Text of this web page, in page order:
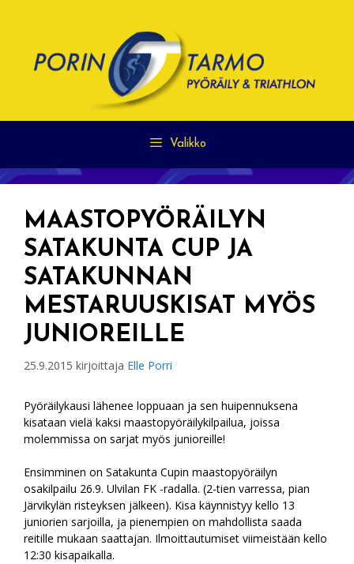
Valikko
MAASTOPYÖRÄILYN
SATAKUNTA CUP JA
SATAKUNNAN
MESTARUUSKISAT MYÖS
JUNIOREILLE
25.9.2015 kirjoittaja Elle Porri
Pyöräilykausi lähenee loppuaan ja sen huipennuksena
kisataan vielä kaksi maastopyöräilykilpailua, joissa
molemmissa on sarjat myös junioreille!
Ensimminen on Satakunta Cupin maastopyöräilyn
osakilpailu 26.9. Ulvilan FK -radalla. (2-tien varressa, pian
Järvikylän risteyksen jälkeen). Kisa käynnistyy kello 13
juniorien sarjoilla, ja pienempien on mahdollista saada
reitille mukaan saattajan. Ilmoittautumiset viimeistään kello
12:30 kisapaikalla.